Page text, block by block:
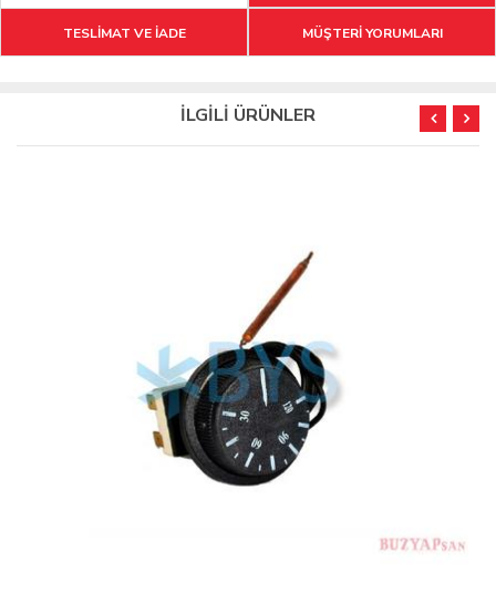
TESLİMAT VE İADE MÜŞTERİ YORUMLARI
İLGİLİ ÜRÜNLER